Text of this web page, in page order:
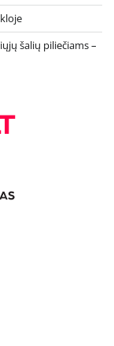
šalių piliečiams –